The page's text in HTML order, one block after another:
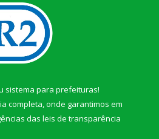
sistema para prefeituras!
completa, onde garantimos em
das leis de transparência